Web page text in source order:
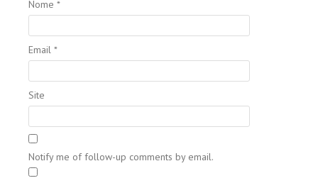
Nome *
Email *
Site
Notify me of follow-up comments by email.